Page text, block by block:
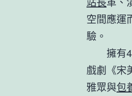
空間應運
驗。
擁有
戲劇《宋
雅眾與包